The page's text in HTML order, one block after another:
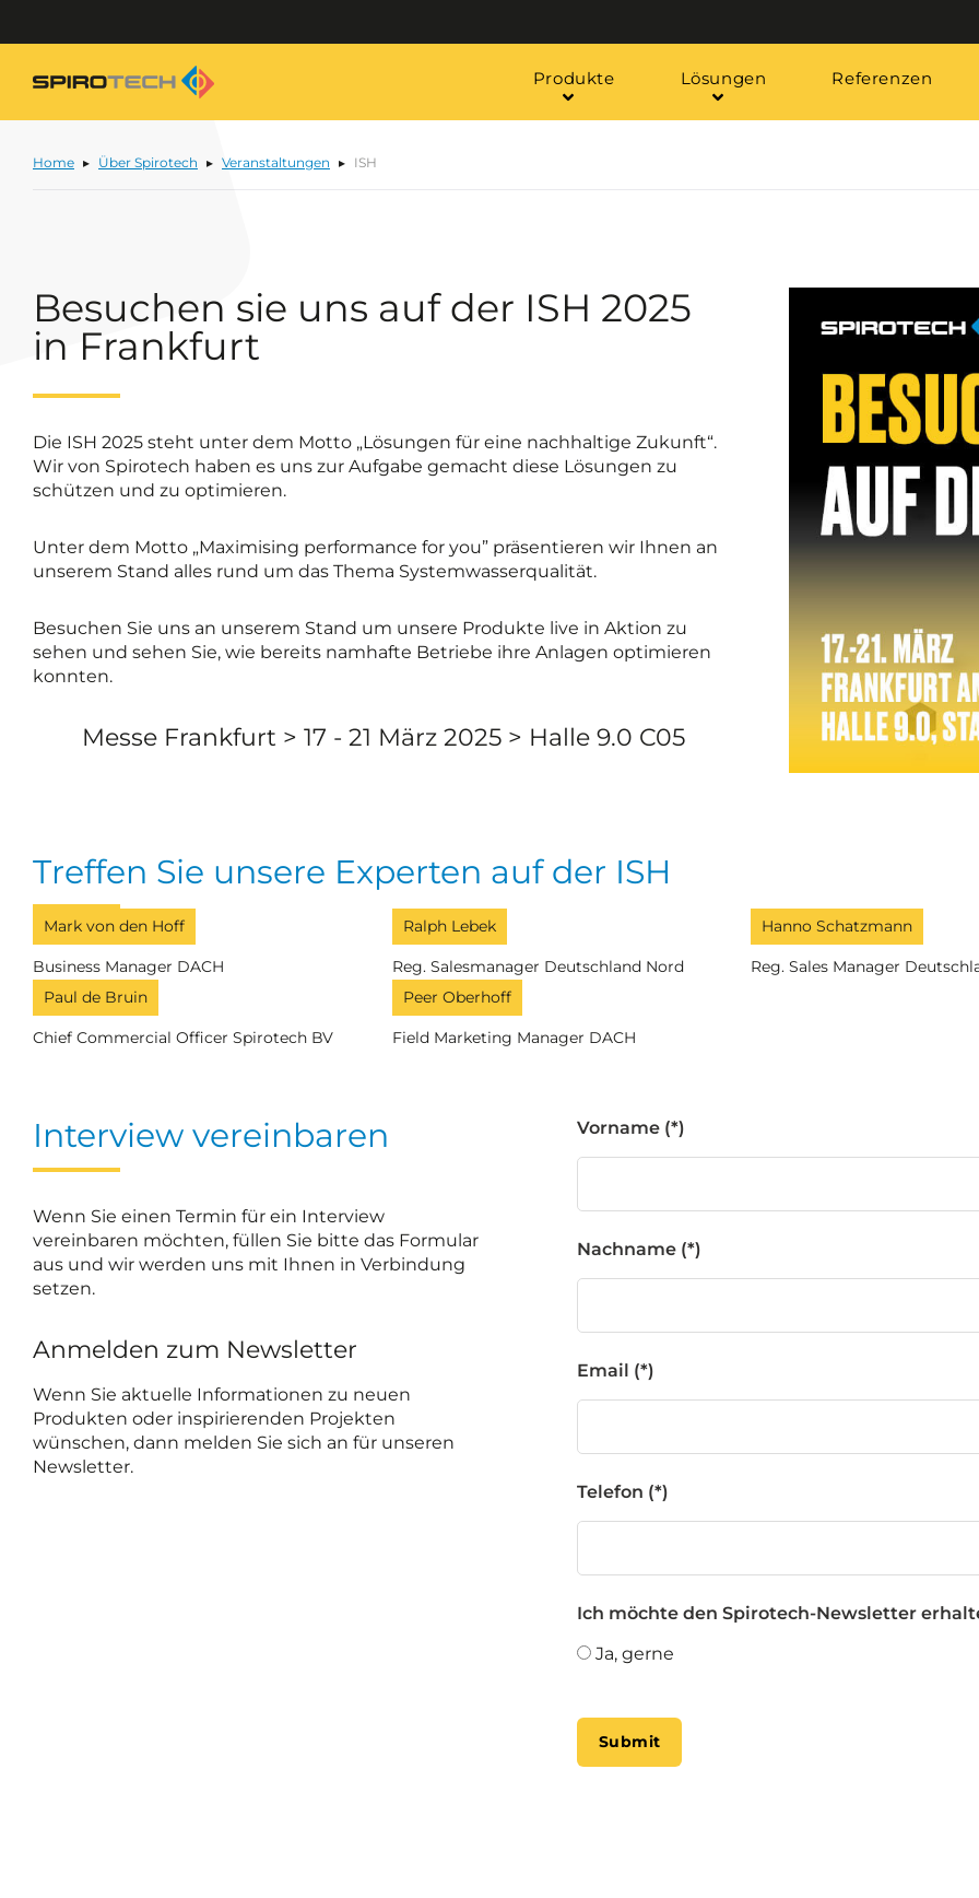
Produkte Lösungen Referenzen
Home Über Spirotech Veranstaltungen ISH
Besuchen sie uns auf der ISH 2025
in Frankfurt
Die ISH 2025 steht unter dem Motto „Lösungen für eine nachhaltige Zukunft“.
Wir von Spirotech haben es uns zur Aufgabe gemacht diese Lösungen zu
schützen und zu optimieren.
Unter dem Motto „Maximising performance for you” präsentieren wir Ihnen an
unserem Stand alles rund um das Thema Systemwasserqualität.
Besuchen Sie uns an unserem Stand um unsere Produkte live in Aktion zu
sehen und sehen Sie, wie bereits namhafte Betriebe ihre Anlagen optimieren
konnten.
Messe Frankfurt > 17 - 21 März 2025 > Halle 9.0 C05
Treffen Sie unsere Experten auf der ISH
Mark von den Hoff
Business Manager DACH
Ralph Lebek
Reg. Salesmanager Deutschland Nord
Hanno Schatzmann
Reg. Sales Manager
Paul de Bruin
Chief Commercial Officer Spirotech BV
Peer Oberhoff
Field Marketing Manager DACH
Interview vereinbaren
Wenn Sie einen Termin für ein Interview
vereinbaren möchten, füllen Sie bitte das Formular
aus und wir werden uns mit Ihnen in Verbindung
setzen.
Anmelden zum Newsletter
Wenn Sie aktuelle Informationen zu neuen
Produkten oder inspirierenden Projekten
wünschen, dann melden Sie sich an für unseren
Newsletter.
Vorname
Nachname
Email
Telefon
Ich möchte den Spirotech-Newsletter
Ja, gerne
Submit